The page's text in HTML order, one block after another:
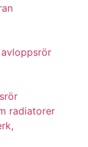
avloppsrör
radiatorer